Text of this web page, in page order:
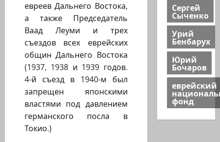
евреев Дальнего Востока,
а также Председатель
Ваад Леуми и трех
съездов всех еврейских
общин Дальнего Востока
(1937, 1938 и 1939 годов.
4-й съезд в 1940-м был
запрещен японскими
властями под давлением
германского посла в
Токио.)
Сергей
Сыченко
Урий
Бенбарух
Юрий
Бочаров
еврейский
фонд